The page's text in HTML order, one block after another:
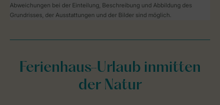
Abweichungen bei der Einteilung, Beschreibung und Abbildung des
Grundrisses, der Ausstattungen und der Bilder sind möglich.
Ferienhaus-Urlaub inmitten
der Natur